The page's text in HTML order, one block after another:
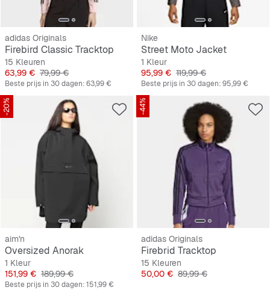
adidas Originals
Firebird Classic Tracktop
15 Kleuren
Prijs
63,99 € Originele Prijs
79,99 €
Beste prijs in 30 dagen:63,99 €
Nike
Street Moto Jacket
1 Kleur
Prijs
95,99 € Originele Prijs
119,99 €
Beste prijs in 30 dagen:95,99 €
-20%
aim'n
Oversized Anorak
1 Kleur
Prijs
151,99 € Originele Prijs
189,99 €
Beste prijs in 30 dagen:151,99 €
-44%
adidas Originals
Firebrid Tracktop
15 Kleuren
Prijs
50,00 € Originele Prijs
89,99 €